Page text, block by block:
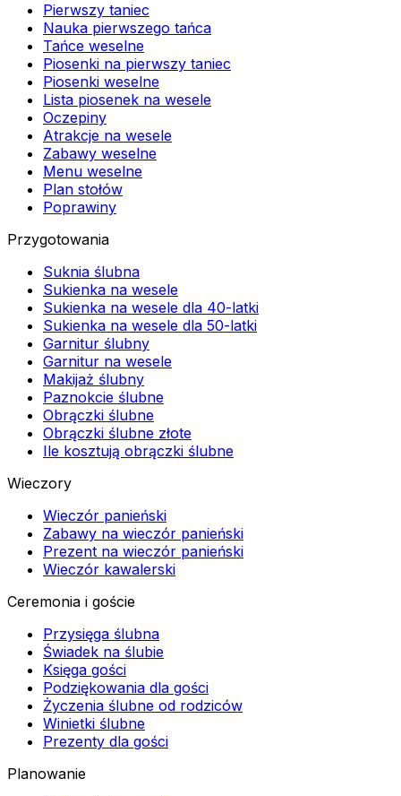
Pierwszy taniec
Nauka pierwszego tańca
Tańce weselne
Piosenki na pierwszy taniec
Piosenki weselne
Lista piosenek na wesele
Oczepiny
Atrakcje na wesele
Zabawy weselne
Menu weselne
Plan stołów
Poprawiny
Przygotowania
Suknia ślubna
Sukienka na wesele
Sukienka na wesele dla 40-latki
Sukienka na wesele dla 50-latki
Garnitur ślubny
Garnitur na wesele
Makijaż ślubny
Paznokcie ślubne
Obrączki ślubne
Obrączki ślubne złote
Ile kosztują obrączki ślubne
Wieczory
Wieczór panieński
Zabawy na wieczór panieński
Prezent na wieczór panieński
Wieczór kawalerski
Ceremonia i goście
Przysięga ślubna
Świadek na ślubie
Księga gości
Podziękowania dla gości
Życzenia ślubne od rodziców
Winietki ślubne
Prezenty dla gości
Planowanie